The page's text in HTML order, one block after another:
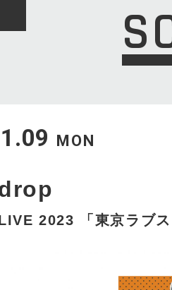
MON
2023 「東京ラブス